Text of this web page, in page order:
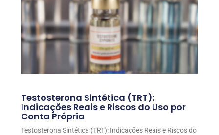
Testosterona Sintética (TRT):
Indicações Reais e Riscos do Uso por
Conta Própria
Testosterona Sintética (TRT): Indicações Reais e Riscos do